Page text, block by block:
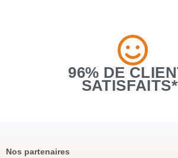
96% DE
Nos partenaires